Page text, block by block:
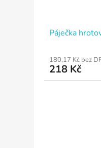
Páječka
180,17 Kč bez
218 Kč